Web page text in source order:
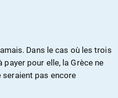
Dans le cas où les trois
pour elle, la Grèce ne
seraient pas encore